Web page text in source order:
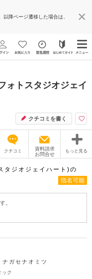
降ページ遷移した場合は、
トスタジオジェイ
クチコミを書く
クチコミ
資料請求
お問合せ
もっと見る
フォトグラファー
ジオジェイハート)の
指名可能
。
ナガセナオミツ
ック